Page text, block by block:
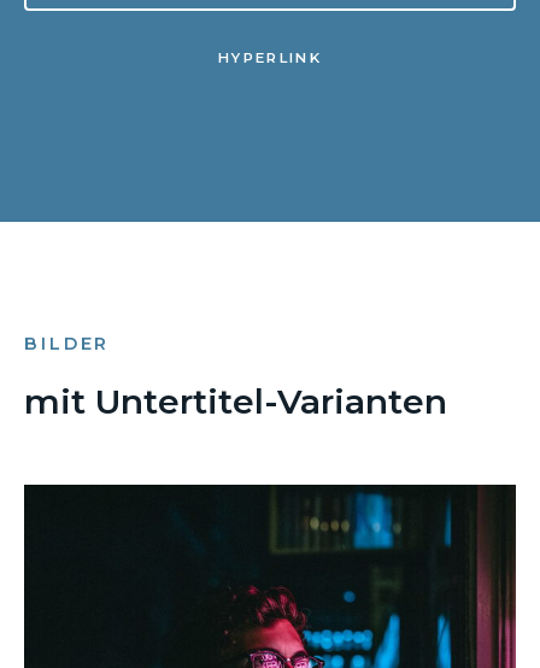
HYPERLINK
BILDER
mit Untertitel-Varianten